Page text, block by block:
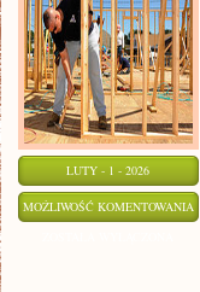
LUTY - 1 - 2026
MOŻLIWOŚĆ KOMENTOWANIA